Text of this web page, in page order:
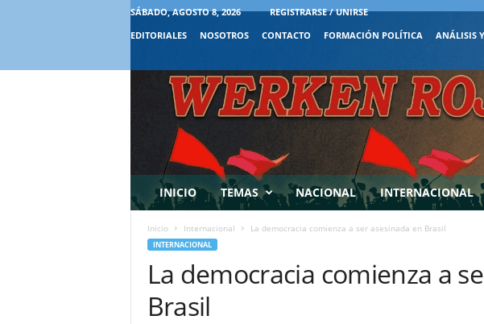
SÁBADO, AGOSTO 8, 2026
REGISTRARSE / UNIRSE
EDITORIALES
NOSOTROS CONTACTO FORMACIÓN POLÍTICA ANÁLISIS
INICIO TEMAS NACIONAL INTERNACIONAL
Inicio Internacional La democracia comienza a ser asesinada en Brasil
INTERNACIONAL
La democracia comienza a
Brasil